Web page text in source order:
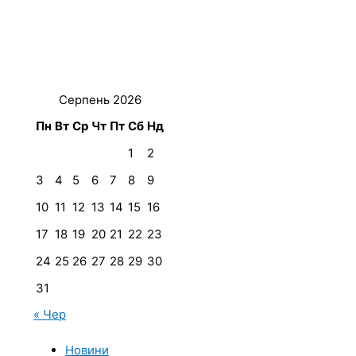
Серпень 2026
Пн Вт Ср Чт Пт Сб Нд
1
2
3
4 5 6 7 8
9
10 11 12 13 14 15 16
17 18 19 20 21 22 23
24 25 26 27 28 29 30
31
« Чер
Новини